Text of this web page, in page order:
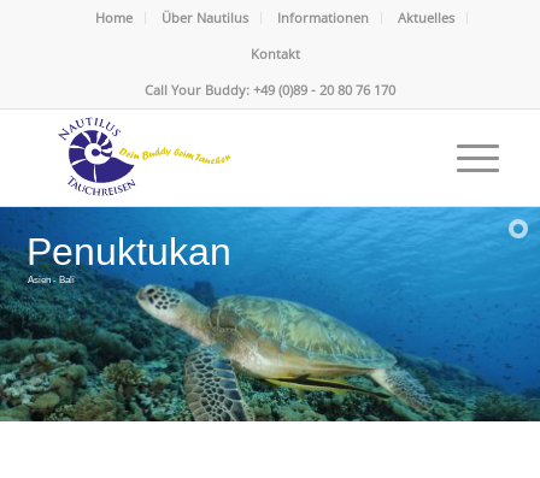
Home Über Nautilus Informationen
Aktuelles
Kontakt
Call Your Buddy: +49 (0)89 - 20 80 76 170
Penuktukan
Asien - Bali